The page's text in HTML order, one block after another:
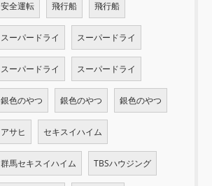
安全運転 飛行船 飛行船
スーパードライ スーパードライ
スーパードライ スーパードライ
銀色のやつ 銀色のやつ 銀色のやつ
アサヒ セキスイハイム
群馬セキスイハイム TBSハウジング